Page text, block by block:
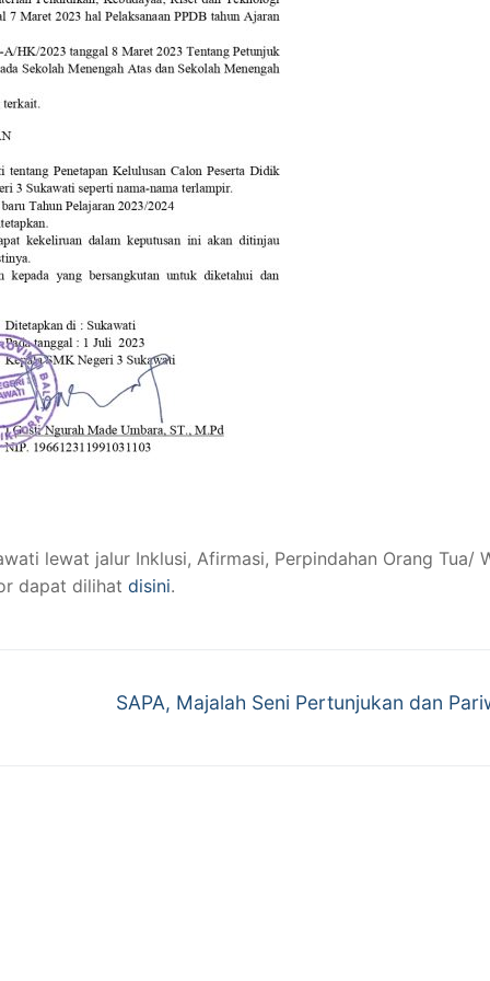
lewat jalur Inklusi, Afirmasi, Perpindahan Orang Tua/
dapat dilihat disini.
Next
SAPA, Majalah Seni Pertunjukan dan